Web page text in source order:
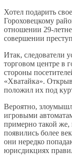
Хотел подарить
Гороховецкому
отношении 29-
совершении
Итак, следователи
торговом центре в
стороны
«Хватайка».
положил их под
Вероятно,
игровыми
примерно такой
появились более
они нередко
юрисдикциях